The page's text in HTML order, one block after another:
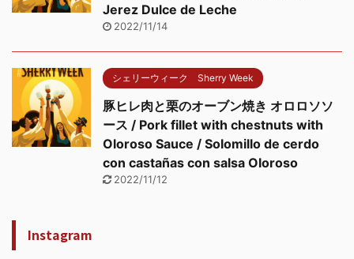
Jerez Dulce de Leche
2022/11/14
シェリーウィーク Sherry Week
豚ヒレ肉と栗のオーブン焼き オロロソソ
ース / Pork fillet with chestnuts with
Oloroso Sauce / Solomillo de cerdo
con castañas con salsa Oloroso
2022/11/12
Instagram